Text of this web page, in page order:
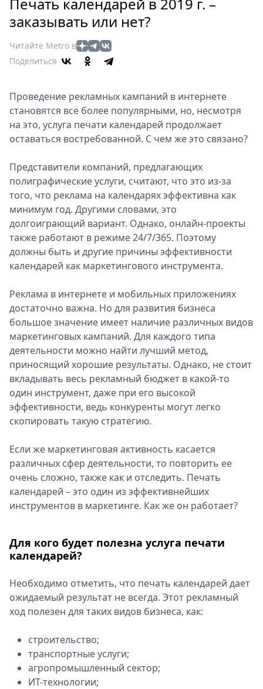
Россия
Здоровье
Еда
Мода
Театр
Кино
Афиша
Книги
Выставки
Пресс-
релизы
О
Metro
Стримы
Звезды
Выборы
2026
Скачай
Metro
заказывать или нет?
Читайте Metro в
Поделиться
Проведение рекламных кампаний в интернете
становятся все более популярными, но, несмотря
на это, услуга печати календарей продолжает
оставаться востребованной. С чем же это связано?
Представители компаний, предлагающих
полиграфические услуги, считают, что это из-за
того, что реклама на календарях эффективна как
минимум год. Другими словами, это
долгоиграющий вариант. Однако, онлайн-проекты
также работают в режиме 24/7/365. Поэтому
должны быть и другие причины эффективности
календарей как маркетингового инструмента.
Реклама в интернете и мобильных приложениях
достаточно важна. Но для развития бизнеса
большое значение имеет наличие различных видов
маркетинговых кампаний. Для каждого типа
деятельности можно найти лучший метод,
приносящий хорошие результаты. Однако, не стоит
вкладывать весь рекламный бюджет в какой-то
один инструмент, даже при его высокой
эффективности, ведь конкуренты могут легко
скопировать такую стратегию.
Если же маркетинговая активность касается
различных сфер деятельности, то повторить ее
очень сложно, также как и отследить. Печать
календарей – это один из эффективнейших
инструментов в маркетинге. Как же он работает?
Для кого будет полезна услуга печати
календарей?
Необходимо отметить, что печать календарей дает
ожидаемый результат не всегда. Этот рекламный
ход полезен для таких видов бизнеса, как:
строительство;
транспортные услуги;
агропромышленный сектор;
ИТ-технологии;